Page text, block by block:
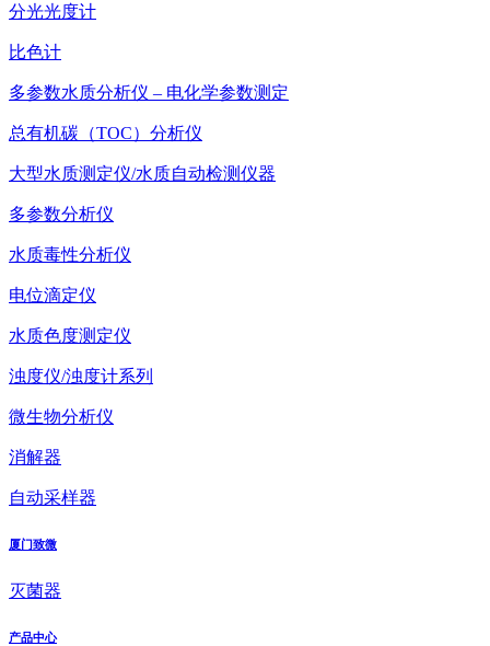
分光光度计
比色计
多参数水质分析仪 – 电化学参数测定
总有机碳（TOC）分析仪
大型水质测定仪/水质自动检测仪器
多参数分析仪
水质毒性分析仪
电位滴定仪
水质色度测定仪
浊度仪/浊度计系列
微生物分析仪
消解器
自动采样器
厦门致微
灭菌器
产品中心